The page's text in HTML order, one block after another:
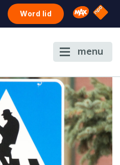
Word lid Omroep
NPO
menu